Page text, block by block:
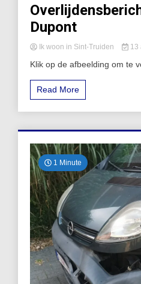
Dupont
Ik woon in Sint-Truiden 13
Klik op de afbeelding om te
Read More
1 Minute